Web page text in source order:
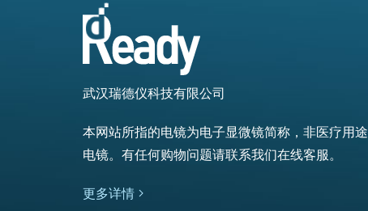
武汉瑞德仪科技有限公司
本网站所指的电镜为电子显微镜简称，非医疗用途
电镜。有任何购物问题请联系我们在线客服。
更多详情